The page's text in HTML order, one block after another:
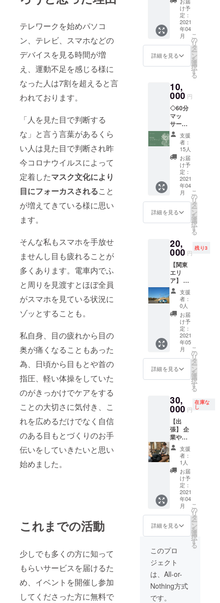
テレワークを始めパソコ
ン、テレビ、スマホなどの
デバイスを見る時間が増
え、運動不足を感じる様に
なった人は7割を超えると言
われております。
「人を見た目で判断する
な」と言う言葉があるくら
い人は見た目で判断され昨
今コロナウイルスによって
定着したマスク文化により
目にフォーカスされること
が増えてきている様に思い
ます。
そんな私もスマホを手放せ
ませんし目も疲れることが
多くあります。電車内でふ
と周りを見渡すとほぼ全員
がスマホを見ている状況に
ゾッとすることも。
私自身、目の疲れから目の
奥が痛くなることもあった
為、日頃から目もとや首の
指圧、軽い体操をしていた
のがきっかけでケアをする
ことの大切さに気付き、こ
れを広めるだけでなく自信
のある目もとづくりのお手
伝いをしていきたいと思い
始めました。
これまでの活動
少しでも多くの方に知って
もらいサービスを届けるた
め、イベントを開催し参加
してくださった方に無料で
時、必
ず備考
欄にご
希望の
お名前
をご記
入くだ
を中心
に受け
てくだ
さる方
の状態
に合わ
せて
マッ
サージ
いただ
きま
す。
「法令
に基づ
く医
療、診
察行為
ではご
ざいま
せん。
効果に
は個人
差があ
ります
ことを
予めご
※有効期
限(2021
年10月
31日迄)
け予
定：
2021
年04
月
詳細を見る
こ
の
リ
タ
ー
ン
を
選
択
す
る
10,
000 円
◇60分
マッ
サージ
券 ◇プ
レゼン
トギフ
ト券(60
分マッ
サージ
券) マッ
サージ
券の2枚
セット
です。
ご夫婦
やご友
緒など2
名様同
時での
利用も
可能で
す。
「法令
に基づ
く医
療、診
察行為
ではご
ざいま
せん。
効果に
は個人
差があ
了承く
ださ
い。」
※有効期
限(2021
年10月
31日迄)
支援
者：
15人
お届
け予
定：
2021
年04
月
詳細を見る
こ
の
リ
タ
ー
ン
を
選
択
す
る
20,
000 円
残り3
【関東
エリ
ア】 ど
こへで
もマッ
サージ
に行き
ます！
検温、
消毒、
マスク
着用に
よるコ
ロナ対
策を必
ず行い
「法令
に基づ
く医
療、診
察行為
ではご
ざいま
せん。
効果に
は個人
差があ
ります
ことを
予めご
了承く
ださ
い。」
らで負
担致し
ます。
※有効期
限(2021
年10月
支援
者：
0人
お届
け予
定：
2021
年05
月
詳細を見る
こ
の
リ
タ
ー
ン
を
選
択
す
る
30,
000 円
在庫な
し
【出
張】 企
業やイ
ベント
などに
スタッ
フが出
張し
マッ
サージ
させて
いただ
きま
す。 ※
時間や
回数は
クラウ
ドファ
ンディ
ング終
了後に
支援者
支援
者：
1人
お届
け予
定：
2021
年04
月
詳細を見る
こ
の
リ
タ
ー
ン
を
選
択
す
る
このプロ
ジェクト
は、All-or-
Nothing方式
です。